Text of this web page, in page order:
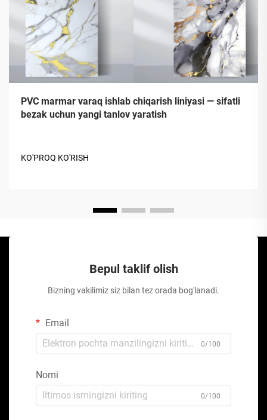
PVC marmar varaq ishlab chiqarish liniyasi — sifatli
bezak uchun yangi tanlov yaratish
KO'PROQ KO'RISH
Bepul taklif olish
Bizning vakilimiz siz bilan tez orada bog'lanadi.
Email
0/100
Nomi
0/100